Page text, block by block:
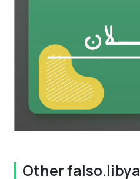
Other falso.libya